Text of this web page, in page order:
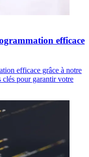
efficace
efficace grâce à notre
clés pour garantir votre